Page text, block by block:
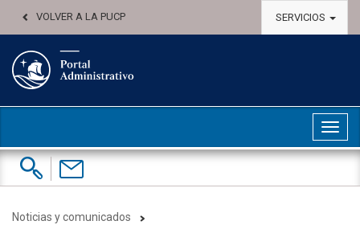
VOLVER A LA PUCP SERVICIOS
Buscar:
Contáctenos
Noticias y comunicados